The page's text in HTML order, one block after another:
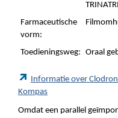
Farmaceutische
vorm:
Toedieningsweg: Oraal
Informatie over
Kompas
Omdat een parallel